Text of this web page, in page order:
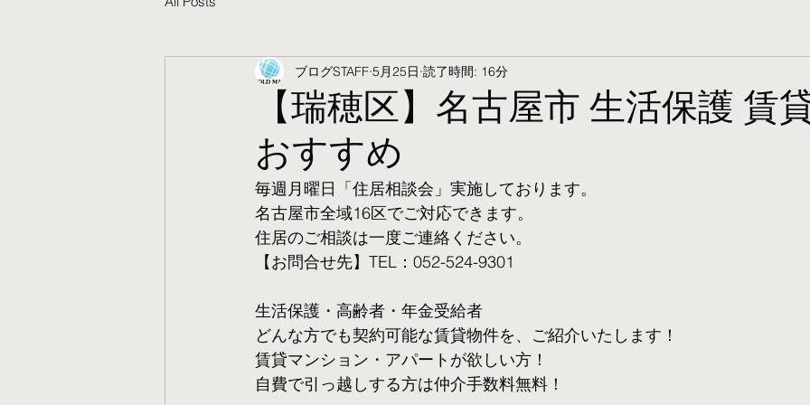
【瑞穂区】名古屋市 生活保護 賃
おすすめ
ブログSTAFF 5月25日 読了時間: 16分
毎週月曜日「住居相談会」実施しております。
名古屋市全域16区でご対応できます。
住居のご相談は一度ご連絡ください。
【お問合せ先】TEL：052-524-9301
生活保護・高齢者・年金受給者
​どんな方でも契約可能な賃貸物件を、ご紹介いたします！
賃貸マンション・アパートが欲しい方！
自費で引っ越しする方は仲介手数料無料！